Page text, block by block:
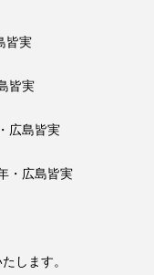
皆実
皆実
広島皆実
・広島皆実
します。